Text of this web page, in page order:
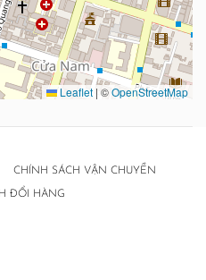
Leaflet | ©OpenStreetMap
CHÍNH SÁCH VẬN CHUYỂN
ĐỔI HÀNG